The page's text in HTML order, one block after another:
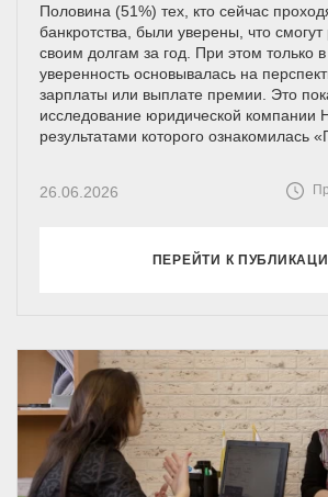
Половина (51%) тех, кто сейчас
банкротства, были уверены, что смогут
своим долгам за год. При этом только
уверенность основывалась на
зарплаты или выплате премии. Это
исследование юридической компании
результатами которого ознакомилась
26.06.2026
ПЕРЕЙТИ К